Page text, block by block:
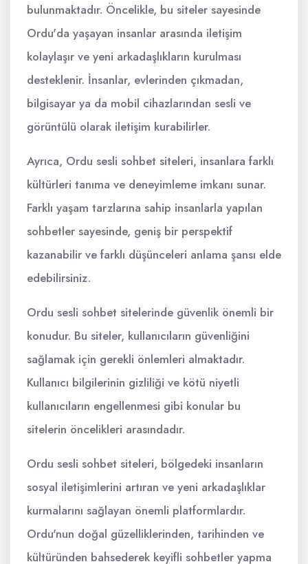
bulunmaktadır. Öncelikle, bu siteler sayesinde
Ordu'da yaşayan insanlar arasında iletişim
kolaylaşır ve yeni arkadaşlıkların kurulması
desteklenir. İnsanlar, evlerinden çıkmadan,
bilgisayar ya da mobil cihazlarından sesli ve
görüntülü olarak iletişim kurabilirler.
Ayrıca, Ordu sesli sohbet siteleri, insanlara farklı
kültürleri tanıma ve deneyimleme imkanı sunar.
Farklı yaşam tarzlarına sahip insanlarla yapılan
sohbetler sayesinde, geniş bir perspektif
kazanabilir ve farklı düşünceleri anlama şansı elde
edebilirsiniz.
Ordu sesli sohbet sitelerinde güvenlik önemli bir
konudur. Bu siteler, kullanıcıların güvenliğini
sağlamak için gerekli önlemleri almaktadır.
Kullanıcı bilgilerinin gizliliği ve kötü niyetli
kullanıcıların engellenmesi gibi konular bu
sitelerin öncelikleri arasındadır.
Ordu sesli sohbet siteleri, bölgedeki insanların
sosyal iletişimlerini artıran ve yeni arkadaşlıklar
kurmalarını sağlayan önemli platformlardır.
Ordu'nun doğal güzelliklerinden, tarihinden ve
kültüründen bahsederek keyifli sohbetler yapma